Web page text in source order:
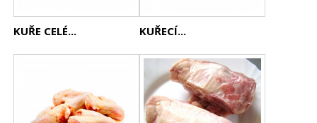
KUŘE CELÉ... KUŘECÍ...